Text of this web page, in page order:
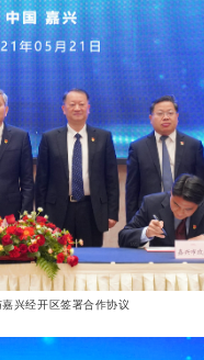
兴经开区签署合作协议